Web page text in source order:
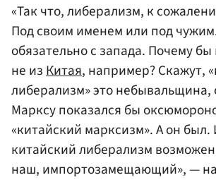
«Так что, либерализм, к
Под своим именем или под
обязательно с запада. Почему бы
не из Китая, например? Скажут,
либерализм» это
Марксу показался бы
«китайский марксизм». А он был.
китайский либерализм
наш, импортозамещающий», —